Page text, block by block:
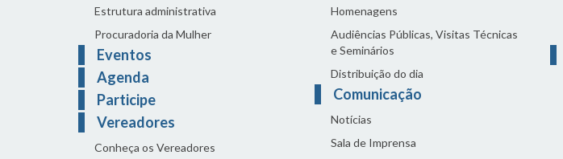
Estrutura administrativa
Procuradoria da Mulher
Eventos
Agenda
Participe
Vereadores
Conheça os Vereadores
Homenagens
Audiências Públicas, Visitas Técnicas
e Seminários
Distribuição do dia
Comunicação
Notícias
Sala de Imprensa